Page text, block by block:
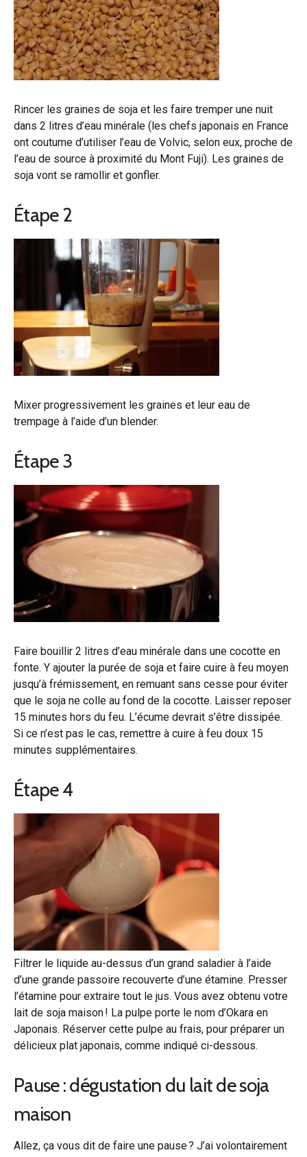
Rincer les graines de soja et les faire tremper une nuit
dans 2 litres d’eau minérale (les chefs japonais en France
ont coutume d’utiliser l’eau de Volvic, selon eux, proche de
l’eau de source à proximité du Mont Fuji). Les graines de
soja vont se ramollir et gonfler.
Étape 2
Mixer progressivement les graines et leur eau de
trempage à l’aide d’un blender.
Étape 3
Faire bouillir 2 litres d’eau minérale dans une cocotte en
fonte. Y ajouter la purée de soja et faire cuire à feu moyen
jusqu’à frémissement, en remuant sans cesse pour éviter
que le soja ne colle au fond de la cocotte. Laisser reposer
15 minutes hors du feu. L’écume devrait s’être dissipée.
Si ce n’est pas le cas, remettre à cuire à feu doux 15
minutes supplémentaires.
Étape 4
Filtrer le liquide au-dessus d’un grand saladier à l’aide
d’une grande passoire recouverte d’une étamine. Presser
l’étamine pour extraire tout le jus. Vous avez obtenu votre
lait de soja maison ! La pulpe porte le nom d’Okara en
Japonais. Réserver cette pulpe au frais, pour préparer un
délicieux plat japonais, comme indiqué ci-dessous.
Pause : dégustation du lait de soja
maison
Allez, ça vous dit de faire une pause ? J’ai volontairement